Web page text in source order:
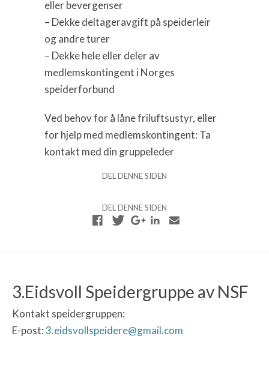
eller bevergenser
– Dekke deltageravgift på speiderleir
og andre turer
– Dekke hele eller deler av
medlemskontingent i Norges
speiderforbund
Ved behov for å låne friluftsustyr, eller
for hjelp med medlemskontingent: Ta
kontakt med din gruppeleder
DEL DENNE SIDEN
DEL DENNE SIDEN
3.Eidsvoll Speidergruppe av NSF
Kontakt speidergruppen:
E-post:3.eidsvollspeidere@gmail.com